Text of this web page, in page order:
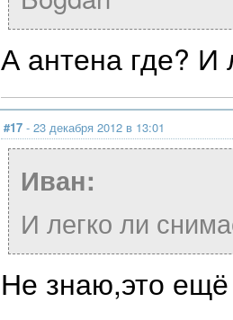
А антена где? И
#17 - 23 декабря 2012 в 13:01
Иван:
И легко ли
Не знаю,это